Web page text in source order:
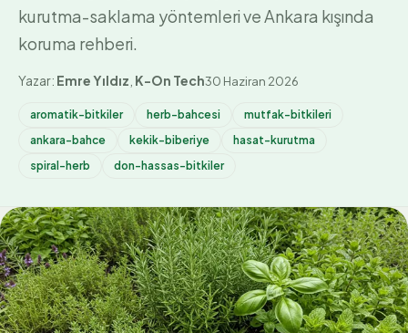
kurutma-saklama yöntemleri ve Ankara kışında
koruma rehberi.
Yazar: Emre Yıldız K-On Tech30 Haziran 2026
aromatik-bitkiler herb-bahcesi
mutfak-bitkileri
ankara-bahce
kekik-biberiye
hasat-kurutma
spiral-herb
don-hassas-bitkiler